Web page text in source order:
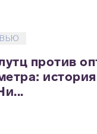
против
история